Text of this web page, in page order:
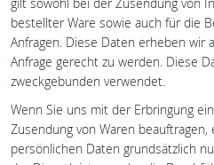
gilt sowohl bei der Zusendung von
bestellter Ware sowie auch für die
Anfragen. Diese Daten erheben wir
Anfrage gerecht zu werden. Diese
zweckgebunden verwendet.
Wenn Sie uns mit der Erbringung
Zusendung von Waren
persönlichen Daten grundsätzlich